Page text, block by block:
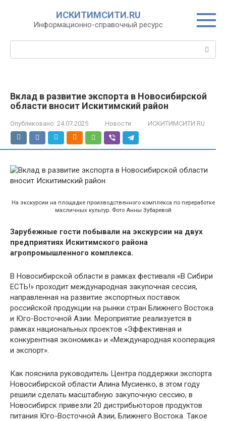
ИСКИТИМСИТИ.RU
Информационно-справочный ресурс
Вклад в развитие экспорта в Новосибирской
области вносит Искитимский район
Опубликовано: 24.07.2025 Новости ИСКИТИМСИТИ.RU
На экскурсии на площадке производственного комплекса по переработке
масличных культур. Фото Анны Зубаревой
Зарубежные гости побывали на экскурсии на двух
предприятиях Искитимского района
агропромышленного комплекса.
В Новосибирской области в рамках фестиваля «В Сибири
ЕСТЬ!» проходит международная закупочная сессия,
направленная на развитие экспортных поставок
российской продукции на рынки стран Ближнего Востока
и Юго-Восточной Азии. Мероприятие реализуется в
рамках национальных проектов «Эффективная и
конкурентная экономика» и «Международная кооперация
и экспорт».
Как пояснила руководитель Центра поддержки экспорта
Новосибирской области Алина Мусиенко, в этом году
решили сделать масштабную закупочную сессию, в
Новосибирск привезли 20 дистрибьюторов продуктов
питания Юго-Восточной Азии, Ближнего Востока. Такое